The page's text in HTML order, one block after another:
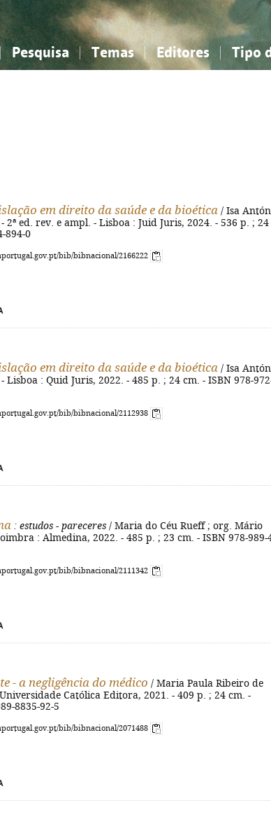
Pesquisa Temas Editores Tipo
em direito da saúde e da bioética / Isa
2ª ed. rev. e ampl. - Lisboa : Juid Juris, 2024. - 536 p. ; 24
894-0
bib/bibnacional/2166222
em direito da saúde e da bioética / Isa
Lisboa : Quid Juris, 2022. - 485 p. ; 24 cm. - ISBN 978-
bib/bibnacional/2112938
: estudos - pareceres / Maria do Céu Rueff ; org. Mário
: Almedina, 2022. - 485 p. ; 23 cm. - ISBN 978-989-
bib/bibnacional/2111342
- a negligência do médico / Maria Paula Ribeiro de
Católica Editora, 2021. - 409 p. ; 24 cm. -
8835-92-5
bib/bibnacional/2071488